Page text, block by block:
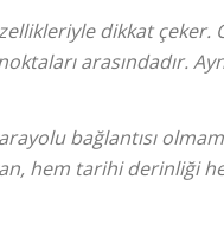
dikkat çeker.
arasındadır.
bağlantısı
hem tarihi derinliği